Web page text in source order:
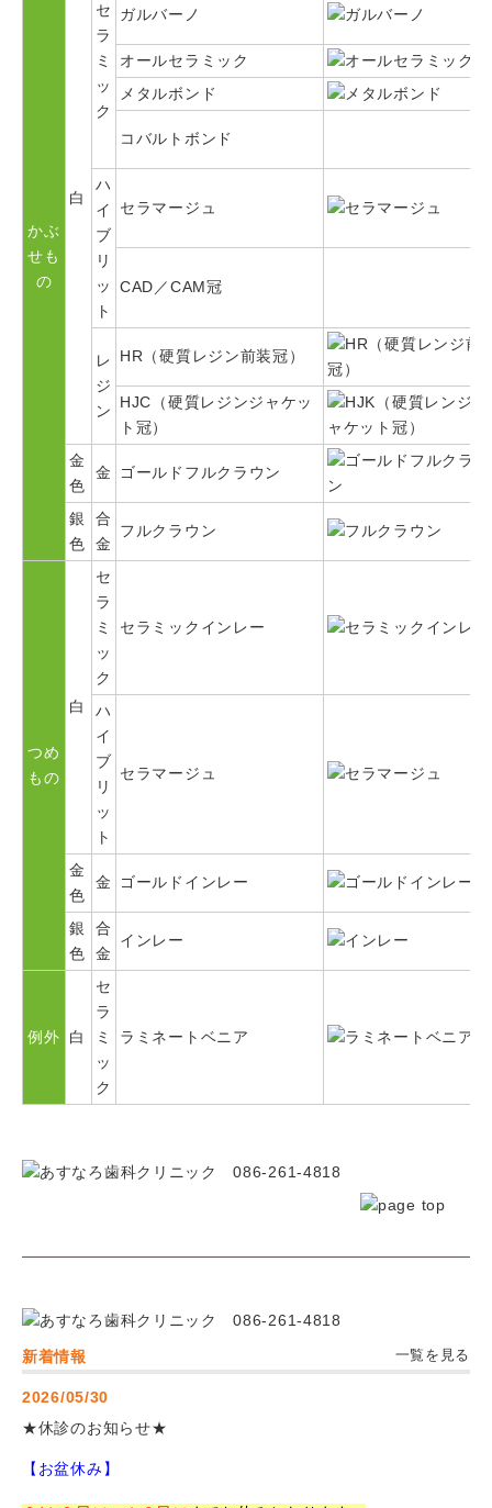
新着情報 一覧を見る
2026/05/30
★休診のお知らせ★
【お盆休み】
かぶ
せも
の
白
セ
ラ
ミ
ッ
ク
ガルバーノ
オールセラミック
メタルボンド
コバルトボンド
ハ
イ
ブ
リ
ッ
ト
セラマージュ
CAD／CAM冠
レ
ジ
ン
HR（硬質レジン前装冠）
HJC（硬質レジンジャケッ
ト冠）
金
色
金 ゴールドフルクラウン
銀
色
合
金
フルクラウン
つめ
もの
白
セ
ラ
ミ
ッ
ク
セラミックインレー
ハ
イ
ブ
リ
ッ
ト
セラマージュ
金
色
金 ゴールドインレー
銀
色
合
金
インレー
例外 白
セ
ラ
ミ
ッ
ク
ラミネートベニア